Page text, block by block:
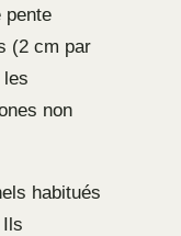
pente
(2 cm par
les
non
habitués